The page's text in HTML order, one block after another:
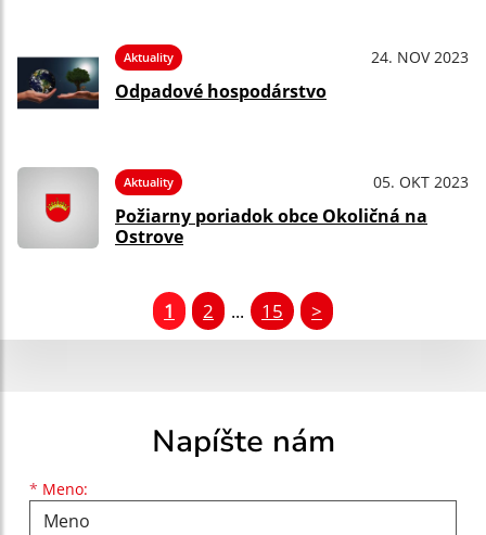
Aktuality 24. NOV 2023
Odpadové hospodárstvo
Aktuality 05. OKT 2023
Požiarny poriadok obce Okoličná na
Ostrove
1 2 ... 15 >
Napíšte nám
* Meno:
Meno
Priezvisko
E-mailová adresa